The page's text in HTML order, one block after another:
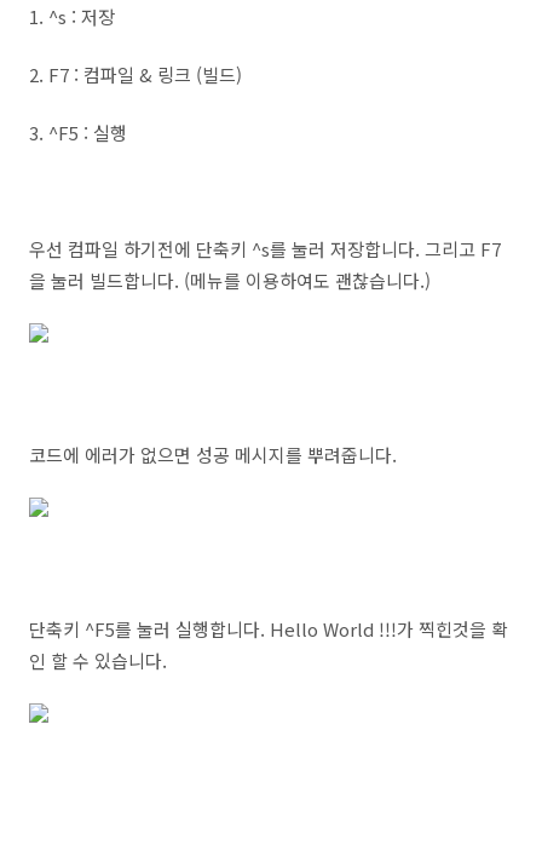
1. ^s : 저장
2. F7 : 컴파일 & 링크 (빌드)
3. ^F5 : 실행
우선 컴파일 하기전에 단축키 ^s를 눌러 저장합니다. 그리고 F7
을 눌러 빌드합니다. (메뉴를 이용하여도 괜찮습니다.)
코드에 에러가 없으면 성공 메시지를 뿌려줍니다.
단축키 ^F5를 눌러 실행합니다. Hello World !!!가 찍힌것을 확
인 할 수 있습니다.